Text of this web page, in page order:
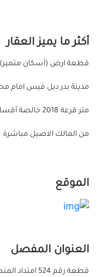
أكثر ما يميز العقار
قطعة ارض (أسكان متميز)
متر قرعة
من المالك الاصيل مباشرة
الموقع
العنوان المفصل
قطعة رقم 524 امتداد المنطقة الشمالية بالحي السابع مدينة بدر